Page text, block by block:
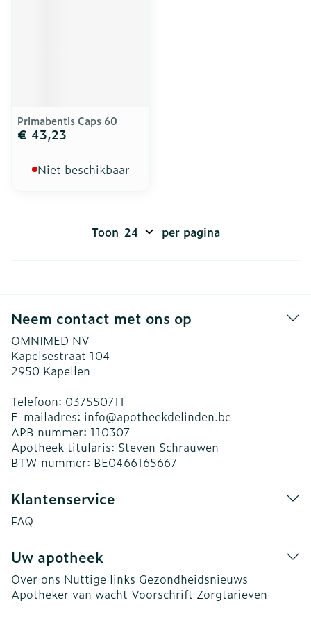
Primabentis Caps 60
€ 43,23
Niet beschikbaar
Toon per pagina
Neem contact met ons op
OMNIMED NV
Kapelsestraat 104
2950 Kapellen
Telefoon: 037550711
E-mailadres: info@apotheekdelinden.be
APB nummer: 110307
Apotheek titularis: Steven Schrauwen
BTW nummer: BE0466165667
Klantenservice
FAQ
Uw apotheek
Over ons Nuttige links Gezondheidsnieuws
Apotheker van wacht Voorschrift Zorgtarieven